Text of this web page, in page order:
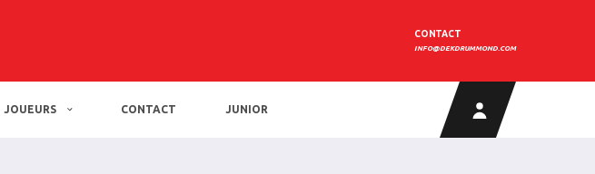
CONTACT
INFO@DEKDRUMMOND.COM
JOUEURS CONTACT JUNIOR